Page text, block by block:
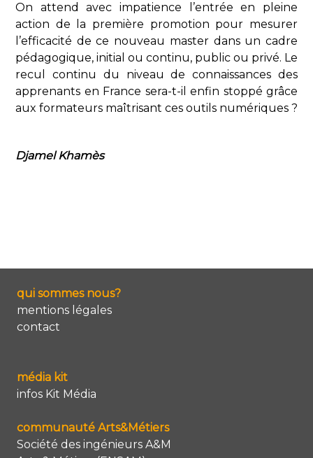
On attend avec impatience l’entrée en pleine
action de la première promotion pour mesurer
l’efficacité de ce nouveau master dans un cadre
pédagogique, initial ou continu, public ou privé. Le
recul continu du niveau de connaissances des
apprenants en France sera-t-il enfin stoppé grâce
aux formateurs maîtrisant ces outils numériques ?
Djamel Khamès
qui sommes nous?
mentions légales
contact
média kit
infos Kit Média
communauté Arts&Métiers
Société des ingénieurs A&M